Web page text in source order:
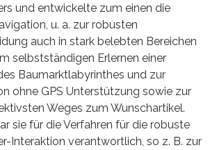
und entwickelte zum einen die
u. a. zur robusten
auch in stark belebten Bereichen
selbstständigen Erlernen einer
Baumarktlabyrinthes und zur
ohne GPS Unterstützung sowie zur
Weges zum Wunschartikel.
sie für die Verfahren für die robuste
Interaktion verantwortlich, so z. B. zur